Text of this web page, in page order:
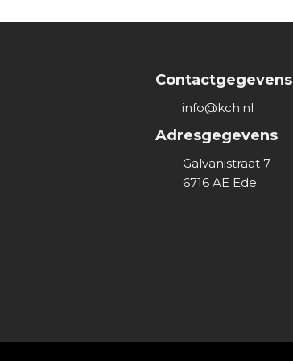
Contactgegevens
info@kch.nl
Adresgegevens
Galvanistraat 7
6716 AE Ede